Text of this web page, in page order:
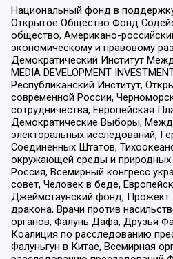
Национальный фонд в
Открытое Общество Фонд
общество, Американо-
экономическому и правовому
Демократический Институт
MEDIA DEVELOPMENT
Республиканский Институт,
современной России,
сотрудничества, Европейская
Демократические Выборы,
электоральных исследований,
Соединенных Штатов,
окружающей среды и природных
Россия, Всемирный конгресс
совет, Человек в беде,
Джеймстаунский фонд, Прожект
дракона, Врачи против
органов, Фалунь Дафа, Друзья
Коалиция по расследованию
Фалуньгун в Китае, Всемирная